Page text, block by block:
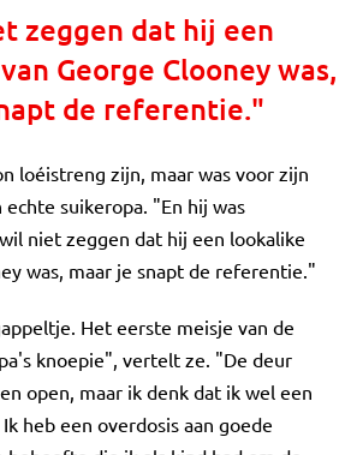
zeggen dat hij een
George Clooney was,
de referentie."
loéistreng zijn, maar was voor zijn
suikeropa. "En hij was
niet zeggen dat hij een lookalike
was, maar je snapt de referentie."
Het eerste meisje van de
knoepie", vertelt ze. "De deur
open, maar ik denk dat ik wel een
heb een overdosis aan goede